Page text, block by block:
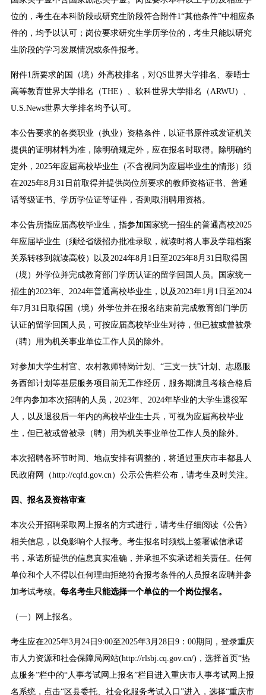
位的，考生在本科阶段或研究生阶段符合附件1“其他条件”中相应条
件的，均予以认可；岗位要求研究生学历学位的，考生只能以研究
生阶段的学习发展情况或条件报考。
附件1所要求的国（境）外高校排名，对QS世界大学排名、泰晤士
高等教育世界大学排名（THE）、软科世界大学排名（ARWU）、
U.S.News世界大学排名均予认可。
本公告要求的各类职业（执业）资格条件，以证书原件或发证机关
提供的证明材料为准，除明确规定外，应在报名时取得。除明确约
定外，2025年应届高校毕业生（不含视同为应届毕业生的情形）须
在2025年8月31日前取得并提供岗位所要求的教师资格证书、普通
话等级证书、学历学位证等证件，否则取消聘用资格。
本公告所指应届高校毕业生，指参加国家统一招生的普通高校2025
年应届毕业生（须经省级招办批准录取，就读时将人事及学籍档案
关系转移到就读高校）以及2024年8月1日至2025年8月31日取得国
（境）外学位并完成教育部门学历认证的留学回国人员。国家统一
招生的2023年、2024年普通高校毕业生，以及2023年1月1日至2024
年7月31日取得国（境）外学位并在报名结束前完成教育部门学历
认证的留学回国人员，可按应届高校毕业生对待，但已被或曾被录
（聘）用为机关事业单位工作人员的除外。
对参加大学生村官、农村教师特岗计划、“三支一扶”计划、志愿服
务西部计划等基层服务项目前无工作经历，服务期满且考核合格后
2年内参加本次招聘的人员，2023年、2024年毕业的大学生退役军
人，以及退役后一年内的高校毕业生士兵，可视为应届高校毕业
生，但已被或曾被录（聘）用为机关事业单位工作人员的除外。
本次招聘各环节时间、地点安排有调整的，将通过重庆市丰都县人
民政府网（http://cqfd.gov.cn）公示公告栏公布，请考生及时关注。
四、报名及资格审查
本次公开招聘采取网上报名的方式进行，请考生仔细阅读《公告》
相关信息，以免影响个人报考。考生报名时须线上签署诚信承诺
书，承诺所提供的信息真实准确，并承担不实承诺相关责任。任何
单位和个人不得以任何理由拒绝符合报考条件的人员报名应聘并参
加考试考核。 每名考生只能选择一个单位的一个岗位报名。
（一）网上报名。
考生应在2025年3月24日9:00至2025年3月28日9：00期间，登录重庆
市人力资源和社会保障局网站(http://rlsbj.cq.gov.cn/)，选择首页“热
点服务”栏中的“人事考试网上报名”栏目进入重庆市人事考试网上报
名系统，点击“区县委托、社会化服务考试入口”进入，选择“重庆市